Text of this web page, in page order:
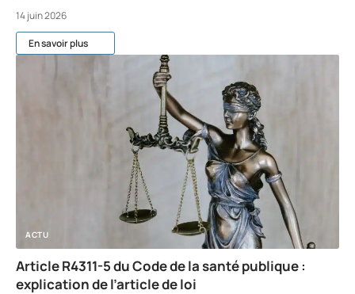
14 juin 2026
En savoir plus
ACTU
Article R4311-5 du Code de la santé publique :
explication de l’article de loi